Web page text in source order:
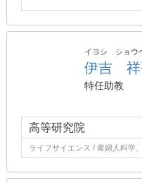
イヨシ ショウ
伊吉 祥
特任助教
高等研究院
ライフサイエンス / 産婦人科学